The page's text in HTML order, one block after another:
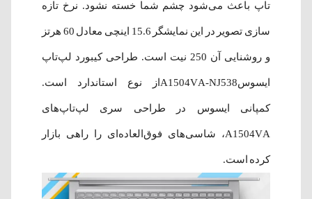
تاپ باعث می‌شود چشم شما خسته نشود. نرخ تازه
سازی تصویر در این نمایشگر 15.6 اینچی معادل 60 هرتز
و روشنایی آن 250 نیت است. طراحی کیبورد لپ‌تاپ
ایسوسA1504VA-NJ538از نوع استاندارد است.
کمپانی ایسوس در طراحی سری لپ‌تاپ‌های
A1504VA، شاسی‌های فوق‌العاده‌ای را راهی بازار
کرده است.